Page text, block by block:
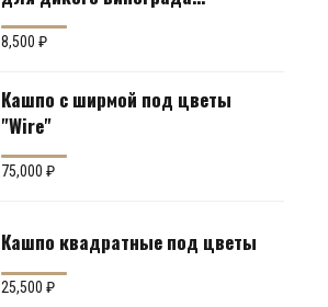
"Коллекция Соты"
8,500₽
Кашпо с ширмой под цветы
"Wire"
75,000₽
Кашпо квадратные под цветы
25,500₽